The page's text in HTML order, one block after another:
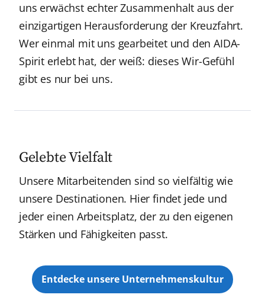
uns erwächst echter Zusammenhalt aus der
einzigartigen Herausforderung der Kreuzfahrt.
Wer einmal mit uns gearbeitet und den AIDA-
Spirit erlebt hat, der weiß: dieses Wir-Gefühl
gibt es nur bei uns.
Gelebte Vielfalt
Unsere Mitarbeitenden sind so vielfältig wie
unsere Destinationen. Hier findet jede und
jeder einen Arbeitsplatz, der zu den eigenen
Stärken und Fähigkeiten passt.
Entdecke unsere Unternehmenskultur